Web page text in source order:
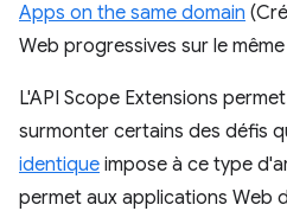
Apps on the same domain
Web progressives sur le
L'API Scope Extensions
surmonter certains des défis
identique impose à ce type
permet aux applications Web